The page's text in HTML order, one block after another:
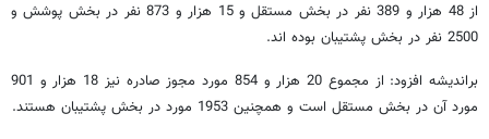
از 48 هزار و 389 نفر در بخش مستقل و 15 هزار و 873 نفر در بخش پوشش و
2500 نفر در بخش پشتیبان بوده اند.
براندیشه افزود: از مجموع 20 هزار و 854 مورد مجوز صادره نیز 18 هزار و 901
مورد آن در بخش مستقل است و همچنین 1953 مورد در بخش پشتیبان هستند.